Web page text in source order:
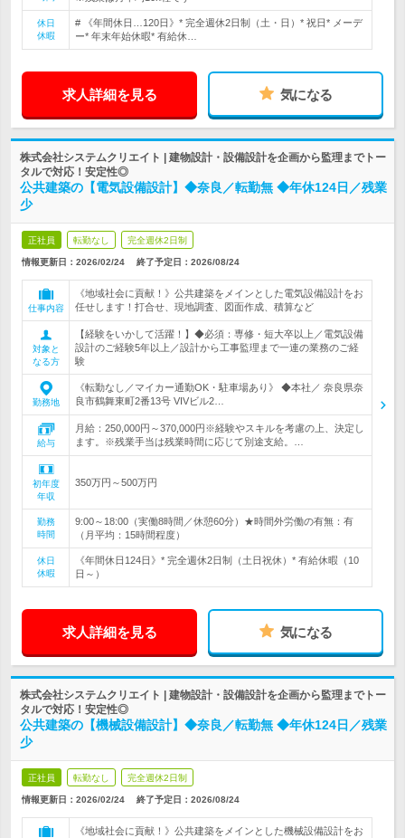
休日
休暇
# 《年間休日…120日》* 完全週休2日制（土・日）* 祝日* メーデ
ー* 年末年始休暇* 有給休…
求人詳細を見る 気になる
株式会社システムクリエイト | 建物設計・設備設計を企画から監理までトー
タルで対応！安定性◎
公共建築の【電気設備設計】◆奈良／転勤無 ◆年休124日／残業
少
正社員 転勤なし 完全週休2日制
情報更新日：2026/02/24 終了予定日： 2026/08/24
仕事内容
《地域社会に貢献！》公共建築をメインとした電気設備設計をお
任せします！打合せ、現地調査、図面作成、積算など
対象と
なる方
【経験をいかして活躍！】◆必須：専修・短大卒以上／電気設備
設計のご経験5年以上／設計から工事監理まで一連の業務のご経
験
勤務地
《転勤なし／マイカー通勤OK・駐車場あり》 ◆本社／ 奈良県奈
良市鶴舞東町2番13号 VIVビル2…
給与
月給：250,000円～370,000円※経験やスキルを考慮の上、決定し
ます。※残業手当は残業時間に応じて別途支給。…
初年度
年収
350万円～500万円
勤務
時間
9:00～18:00（実働8時間／休憩60分）★時間外労働の有無：有
（月平均：15時間程度）
休日
休暇
《年間休日124日》* 完全週休2日制（土日祝休）* 有給休暇（10
日～）
求人詳細を見る 気になる
株式会社システムクリエイト | 建物設計・設備設計を企画から監理までトー
タルで対応！安定性◎
公共建築の【機械設備設計】◆奈良／転勤無 ◆年休124日／残業
少
正社員 転勤なし 完全週休2日制
情報更新日：2026/02/24 終了予定日： 2026/08/24
《地域社会に貢献！》公共建築をメインとした機械設備設計をお